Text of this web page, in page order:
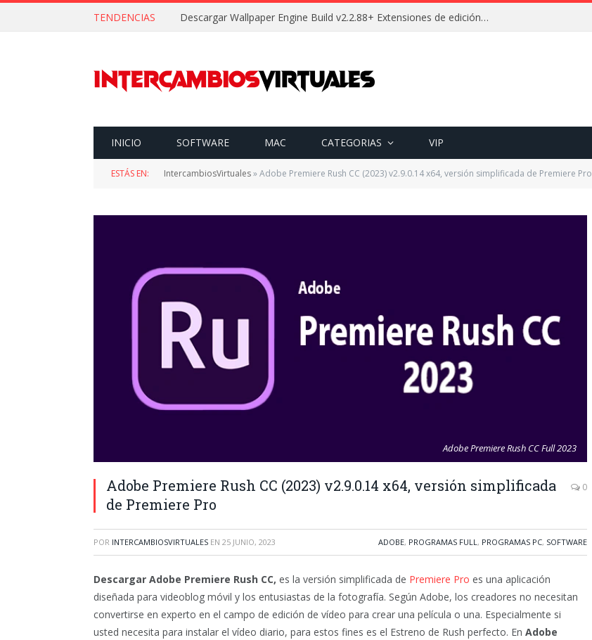
TENDENCIAS Descargar Wallpaper Engine Build v2.2.88+ Extensiones de edición Full (Español) [Mega]
INICIO SOFTWARE MAC CATEGORIAS VIP
ESTÁS EN: IntercambiosVirtuales»Adobe Premiere Rush CC (2023) v2.9.0.14 x64, versión simplificada de Premiere Pro
Adobe Premiere Rush CC Full 2023
Adobe Premiere Rush CC (2023) v2.9.0.14 x64, versión simplificada
de Premiere Pro
0
POR INTERCAMBIOSVIRTUALES EN 25 JUNIO, 2023 ADOBE, PROGRAMAS FULL, PROGRAMAS PC, SOFTWARE
Descargar Adobe Premiere Rush CC, es la versión simplificada de Premiere Pro es una aplicación
diseñada para videoblog móvil y los entusiastas de la fotografía. Según Adobe, los creadores no necesitan
convertirse en experto en el campo de edición de vídeo para crear una película o una. Especialmente si
usted necesita para instalar el vídeo diario, para estos fines es el Estreno de Rush perfecto. En Adobe